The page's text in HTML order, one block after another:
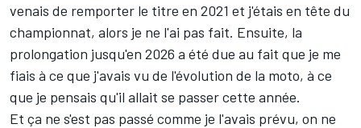
venais de remporter le titre en 2021 et j'étais en tête du
championnat, alors je ne l'ai pas fait. Ensuite, la
prolongation jusqu'en 2026 a été due au fait que je me
fiais à ce que j'avais vu de l'évolution de la moto, à ce
que je pensais qu'il allait se passer cette année.
Et ça ne s'est pas passé comme je l'avais prévu, on ne